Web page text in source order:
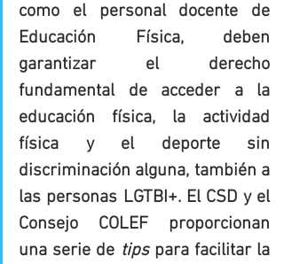
como el personal docente de
Educación Física, deben
garantizar el derecho
fundamental de acceder a la
educación física, la actividad
física y el deporte sin
discriminación alguna, también a
las personas LGTBI+. El CSD y el
Consejo COLEF proporcionan
una serie de tips para facilitar la